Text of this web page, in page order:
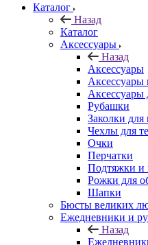
Каталог
Назад
Каталог
Аксессуары
Назад
Аксессуары
Аксессуары
Аксессуары
Рубашки
Заколки для
Чехлы для
Очки
Перчатки
Подтяжки и
Рожки для
Шапки
Бюсты великих
Ежедневники и
Назад